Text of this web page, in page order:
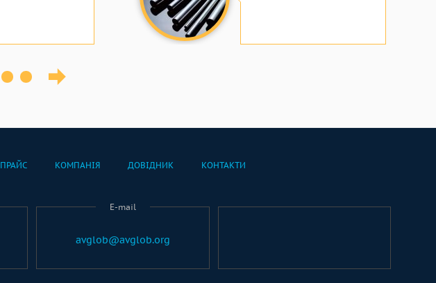
ПРАЙС КОМПАНІЯ ДОВІДНИК КОНТАКТИ
E-mail
avglob@avglob.org